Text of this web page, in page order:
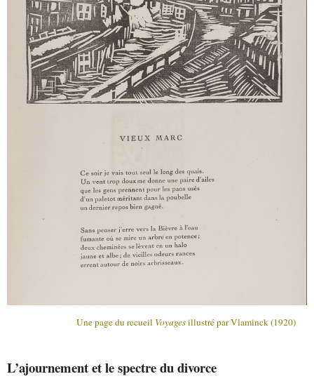
Une page du recueil Voyagesillustré par Vlaminck (1920)
L’ajournement et le spectre du divorce